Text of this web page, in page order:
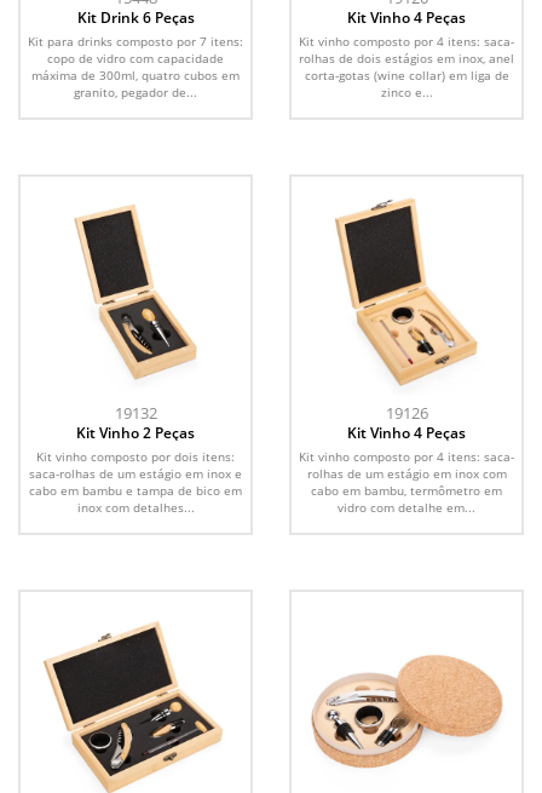
Kit Drink 6 Peças
Kit para drinks composto por 7 itens:
copo de vidro com capacidade
máxima de 300ml, quatro cubos em
granito, pegador de...
Kit Vinho 4 Peças
Kit vinho composto por 4 itens: saca-
rolhas de dois estágios em inox, anel
corta-gotas (wine collar) em liga de
zinco e...
19132
Kit Vinho 2 Peças
Kit vinho composto por dois itens:
saca-rolhas de um estágio em inox e
cabo em bambu e tampa de bico em
inox com detalhes...
19126
Kit Vinho 4 Peças
Kit vinho composto por 4 itens: saca-
rolhas de um estágio em inox com
cabo em bambu, termômetro em
vidro com detalhe em...